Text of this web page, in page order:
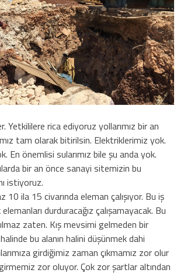
Yetkililere rica ediyoruz yollarımız bir an
tam olarak bitirilsin. Elektriklerimiz yok.
En önemlisi sularımız bile şu anda yok.
bir an önce sanayi sitemizin bu
istiyoruz.
10 ila 15 civarında eleman çalışıyor. Bu iş
durduracağız çalışamayacak. Bu
zaten. Kış mevsimi gelmeden bir
bu alanın halini düşünmek dahi
girdiğimiz zaman çıkmamız zor olur
girmemiz zor oluyor. Çok zor şartlar altından